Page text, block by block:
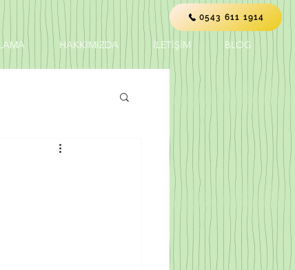
HAKKIMIZDA İLETİŞİM BLOG
0543 611 1914